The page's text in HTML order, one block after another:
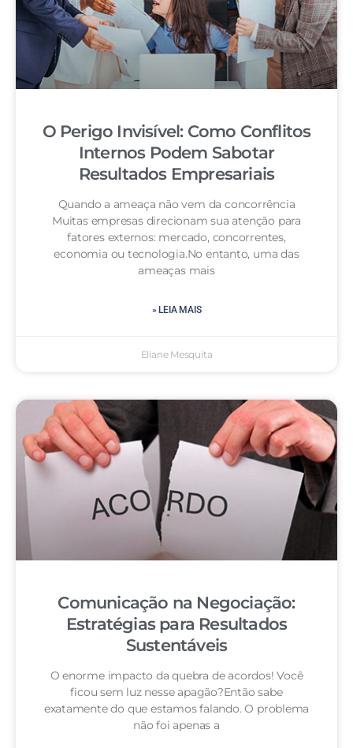
O Perigo Invisível: Como Conflitos
Internos Podem Sabotar
Resultados Empresariais
Quando a ameaça não vem da concorrência
Muitas empresas direcionam sua atenção para
fatores externos: mercado, concorrentes,
economia ou tecnologia.No entanto, uma das
ameaças mais
» LEIA MAIS
Eliane Mesquita
Comunicação na Negociação:
Estratégias para Resultados
Sustentáveis
O enorme impacto da quebra de acordos! Você
ficou sem luz nesse apagão?Então sabe
exatamente do que estamos falando. O problema
não foi apenas a